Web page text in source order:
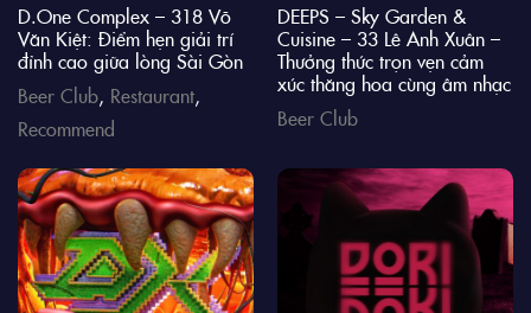
D.One Complex – 318 Võ
Văn Kiệt: Điểm hẹn giải trí
đỉnh cao giữa lòng Sài Gòn
Beer Club, Restaurant,
Recommend
DEEPS – Sky Garden &
Cuisine – 33 Lê Anh Xuân –
Thưởng thức trọn vẹn cảm
xúc thăng hoa cùng âm nhạc
Beer Club